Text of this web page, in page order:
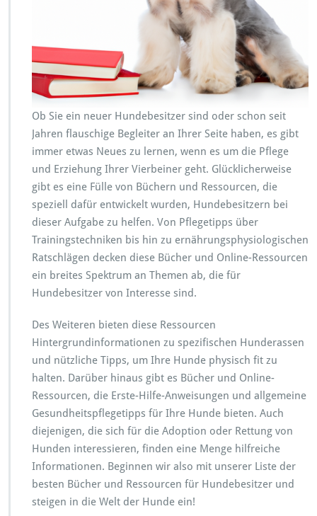
c
h
e
r
u
n
e
s
s
r
c
e
n
ü
e
b
e
t
z
e
r
Ob Sie ein neuer Hundebesitzer sind oder schon seit
Jahren flauschige Begleiter an Ihrer Seite haben, es gibt
immer etwas Neues zu lernen, wenn es um die Pflege
und Erziehung Ihrer Vierbeiner geht. Glücklicherweise
gibt es eine Fülle von Büchern und Ressourcen, die
speziell dafür entwickelt wurden, Hundebesitzern bei
dieser Aufgabe zu helfen. Von Pflegetipps über
Trainingstechniken bis hin zu ernährungsphysiologischen
Ratschlägen decken diese Bücher und Online-Ressourcen
ein breites Spektrum an Themen ab, die für
Hundebesitzer von Interesse sind.
Des Weiteren bieten diese Ressourcen
Hintergrundinformationen zu spezifischen Hunderassen
und nützliche Tipps, um Ihre Hunde physisch fit zu
halten. Darüber hinaus gibt es Bücher und Online-
Ressourcen, die Erste-Hilfe-Anweisungen und allgemeine
Gesundheitspflegetipps für Ihre Hunde bieten. Auch
diejenigen, die sich für die Adoption oder Rettung von
Hunden interessieren, finden eine Menge hilfreiche
Informationen. Beginnen wir also mit unserer Liste der
besten Bücher und Ressourcen für Hundebesitzer und
steigen in die Welt der Hunde ein!